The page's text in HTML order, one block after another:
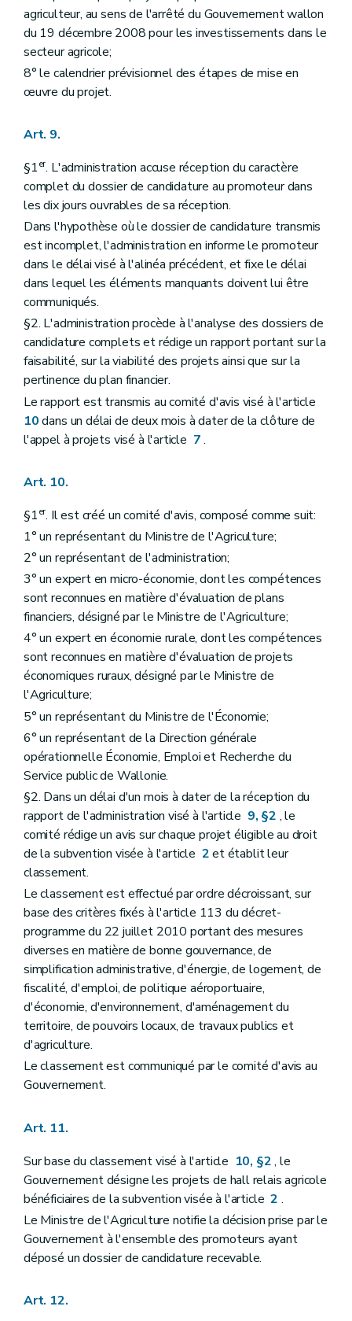
agriculteur, au sens de l'arrêté du Gouvernement wallon
du 19 décembre 2008 pour les investissements dans le
secteur agricole;
8° le calendrier prévisionnel des étapes de mise en
œuvre du projet.
Art. 9.
§1er. L'administration accuse réception du caractère
complet du dossier de candidature au promoteur dans
les dix jours ouvrables de sa réception.
Dans l'hypothèse où le dossier de candidature transmis
est incomplet, l'administration en informe le promoteur
dans le délai visé à l'alinéa précédent, et fixe le délai
dans lequel les éléments manquants doivent lui être
communiqués.
§2. L'administration procède à l'analyse des dossiers de
candidature complets et rédige un rapport portant sur la
faisabilité, sur la viabilité des projets ainsi que sur la
pertinence du plan financier.
Le rapport est transmis au comité d'avis visé à l'article
10dans un délai de deux mois à dater de la clôture de
l'appel à projets visé à l'article 7.
Art. 10.
§1er. Il est créé un comité d'avis, composé comme suit:
1° un représentant du Ministre de l'Agriculture;
2° un représentant de l'administration;
3° un expert en micro-économie, dont les compétences
sont reconnues en matière d'évaluation de plans
financiers, désigné par le Ministre de l'Agriculture;
4° un expert en économie rurale, dont les compétences
sont reconnues en matière d'évaluation de projets
économiques ruraux, désigné par le Ministre de
l'Agriculture;
5° un représentant du Ministre de l'Économie;
6° un représentant de la Direction générale
opérationnelle Économie, Emploi et Recherche du
Service public de Wallonie.
§2. Dans un délai d'un mois à dater de la réception du
rapport de l'administration visé à l'article 9, §2 , le
comité rédige un avis sur chaque projet éligible au droit
de la subvention visée à l'article 2et établit leur
classement.
Le classement est effectué par ordre décroissant, sur
base des critères fixés à l'article 113 du décret-
programme du 22 juillet 2010 portant des mesures
diverses en matière de bonne gouvernance, de
simplification administrative, d'énergie, de logement, de
fiscalité, d'emploi, de politique aéroportuaire,
d'économie, d'environnement, d'aménagement du
territoire, de pouvoirs locaux, de travaux publics et
d'agriculture.
Le classement est communiqué par le comité d'avis au
Gouvernement.
Art. 11.
Sur base du classement visé à l'article 10, §2, le
Gouvernement désigne les projets de hall relais agricole
bénéficiaires de la subvention visée à l'article2 .
Le Ministre de l'Agriculture notifie la décision prise par le
Gouvernement à l'ensemble des promoteurs ayant
déposé un dossier de candidature recevable.
Art. 12.